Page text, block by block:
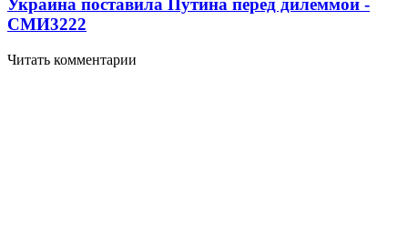
Украина поставила Путина перед дилеммой -
СМИ3222
Читать комментарии